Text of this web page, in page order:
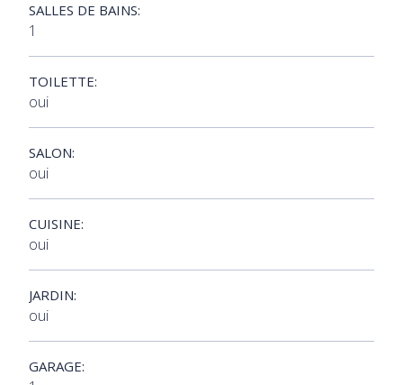
SALLES DE BAINS:
1
TOILETTE:
oui
SALON:
oui
CUISINE:
oui
JARDIN:
oui
GARAGE: